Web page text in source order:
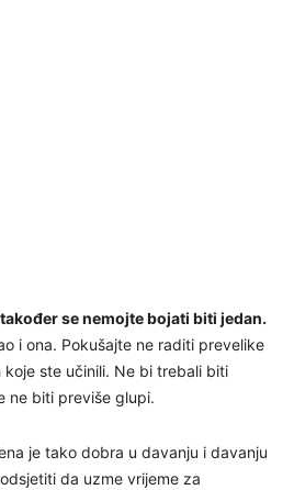
se nemojte bojati biti jedan.
i ona. Pokušajte ne raditi prevelike
ste učinili. Ne bi trebali biti
ne biti previše glupi.
je tako dobra u davanju i davanju
da uzme vrijeme za